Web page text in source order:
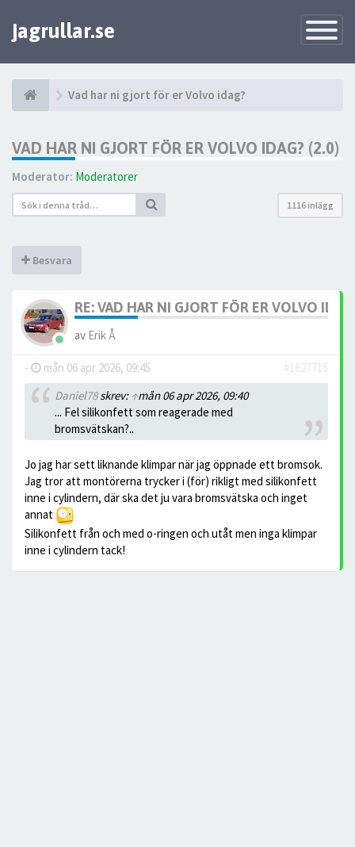
Toggle
jagrullar.se
Vad har ni gjort för er Volvo idag?
VAD HAR NI GJORT FÖR ER VOLVO IDAG? (2.0)
Moderator: Moderatorer
1116 inlägg
Besvara
RE: VAD HAR NI GJORT FÖR ER VOLVO
av Erik Å
- mån 06 apr 2026, 09:45
#1627715
Daniel78skrev: ↑mån 06 apr 2026, 09:40
... Fel silikonfett som reagerade med
bromsvätskan?..
Jo jag har sett liknande klimpar när jag öppnade ett bromsok.
Jag tror att montörerna trycker i (för) rikligt med silikonfett
inne i cylindern, där ska det ju vara bromsvätska och inget
annat
Silikonfett från och med o-ringen och utåt men inga klimpar
inne i cylindern tack!